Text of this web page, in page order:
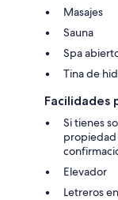
Masajes
Sauna
Spa
Tina de
Facilidades
Si tienes
propiedad
Elevador
Letreros